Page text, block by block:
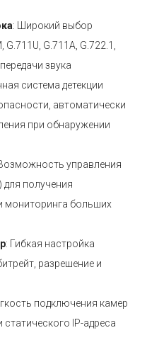
: Широкий выбор
G.711A, G.722.1,
звука
система детекции
автоматически
при обнаружении
управления
получения
мониторинга больших
: Гибкая настройка
разрешение и
подключения камер
IP-адреса